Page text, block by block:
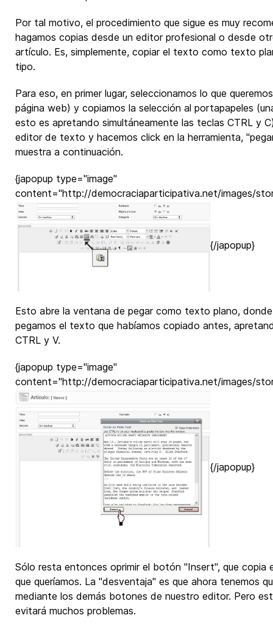
Por tal motivo, el procedimiento que sigue es muy
hagamos copias desde un editor profesional o desde
artículo. Es, simplemente, copiar el texto como texto
tipo.
Para eso, en primer lugar, seleccionamos lo que
página web) y copiamos la selección al portapapeles
esto es apretando simultáneamente las teclas CTRL y
editor de texto y hacemos click en la herramienta,
muestra a continuación.
{japopup type="image"
content="http://democraciaparticipativa.net/images/
{/japopup}
Esto abre la ventana de pegar como texto plano,
pegamos el texto que habíamos copiado antes,
CTRL y V.
{japopup type="image"
content="http://democraciaparticipativa.net/images/
{/japopup}
Sólo resta entonces oprimir el botón "Insert", que
que queríamos. La "desventaja" es que ahora tenemos
mediante los demás botones de nuestro editor. Pero
evitará muchos problemas.